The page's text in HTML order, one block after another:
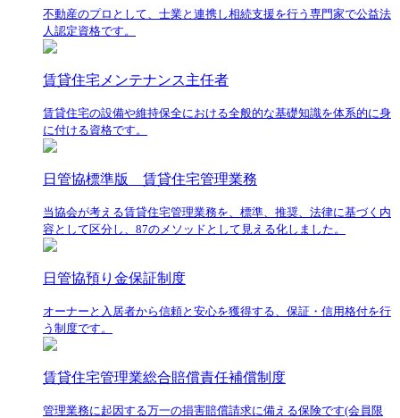
不動産のプロとして、士業と連携し相続支援を行う専門家で公益法
人認定資格です。
賃貸住宅メンテナンス主任者
賃貸住宅の設備や維持保全における全般的な基礎知識を体系的に身
に付ける資格です。
日管協標準版 賃貸住宅管理業務
当協会が考える賃貸住宅管理業務を、標準、推奨、法律に基づく内
容として区分し、87のメソッドとして見える化しました。
日管協預り金保証制度
オーナーと入居者から信頼と安心を獲得する、保証・信用格付を行
う制度です。
賃貸住宅管理業総合賠償責任補償制度
管理業務に起因する万一の損害賠償請求に備える保険です(会員限